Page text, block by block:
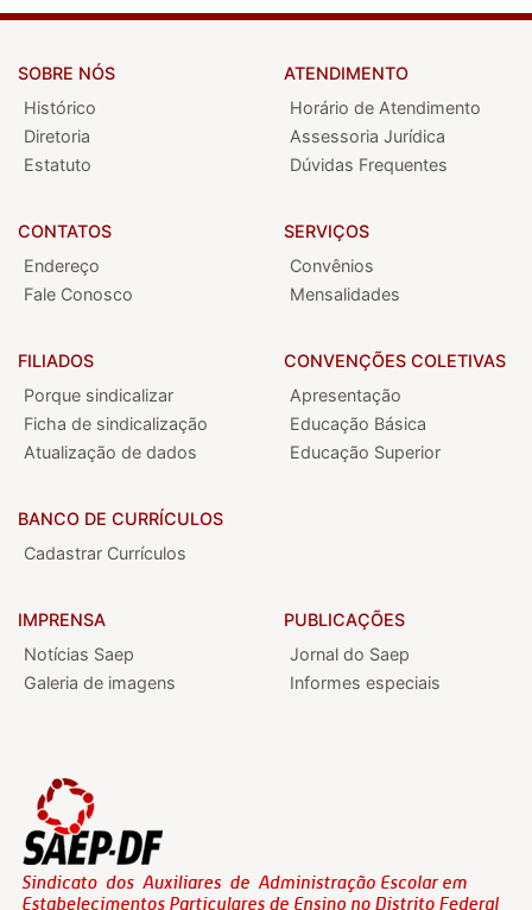
SOBRE NÓS
Histórico
Diretoria
Estatuto
CONTATOS
Endereço
Fale Conosco
ATENDIMENTO
Horário de Atendimento
Assessoria Jurídica
Dúvidas Frequentes
SERVIÇOS
Convênios
Mensalidades
FILIADOS
Porque sindicalizar
Ficha de sindicalização
Atualização de dados
BANCO DE CURRÍCULOS
Cadastrar Currículos
CONVENÇÕES COLETIVAS
Apresentação
Educação Básica
Educação Superior
IMPRENSA
Notícias Saep
Galeria de imagens
PUBLICAÇÕES
Jornal do Saep
Informes especiais